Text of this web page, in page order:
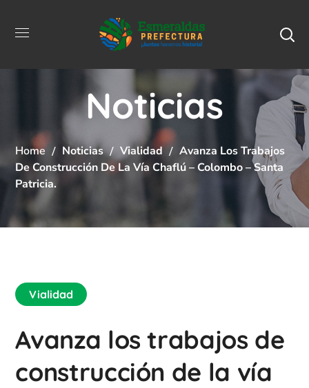
Noticias
Home Noticias Vialidad
Avanza Los Trabajos
De Construcción De La Vía Chaflú – Colombo – Santa
Patricia.
Vialidad
Avanza los trabajos de
construcción de la vía